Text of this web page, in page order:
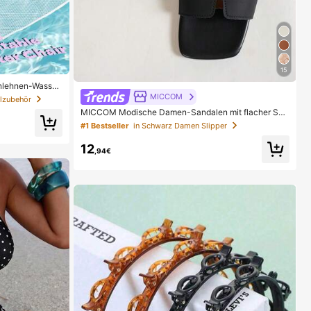
Wasser
Mesh-aufb
Strand-Heiß
15
MICCOM
MICCOM Modische Damen-Sandalen mit flacher Soh
le, quadratischer Zehenpartie und offener Zehenparti
e, vielseitig für Frühling/Sommer, neue Sandalen, lässi
#1 Bestseller in Schwarz Damen Slipper
12,94€